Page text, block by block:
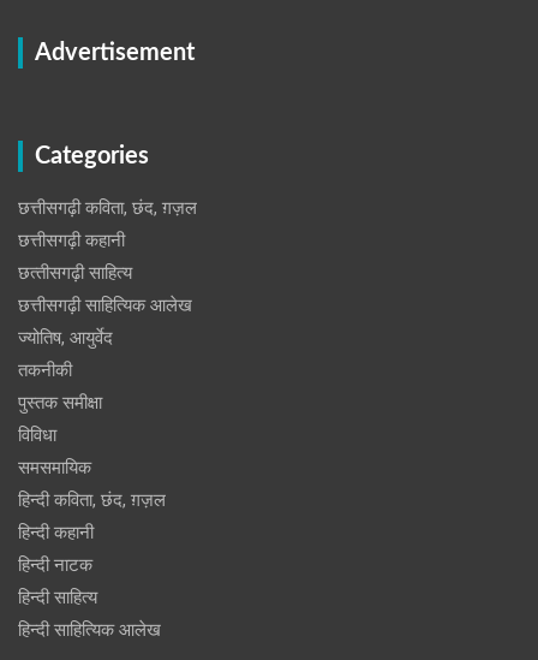
Advertisement
Categories
छत्तीसगढ़ी कविता, छंद, ग़ज़ल
छत्तीसगढ़ी कहानी
छत्‍तीसगढ़ी साहित्‍य
छत्तीसगढ़ी साहित्यिक आलेख
ज्योतिष, आयुर्वेद
तकनीकी
पुस्‍तक समीक्षा
विविधा
समसमायिक
हिन्दी कविता, छंद, ग़ज़ल
हिन्दी कहानी
हिन्‍दी नाटक
हिन्दी साहित्य
हिन्दी साहित्यिक आलेख